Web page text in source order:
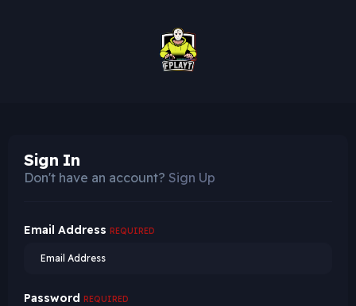
Sign In
Don't have an account? Sign Up
Email Address REQUIRED
Password REQUIRED